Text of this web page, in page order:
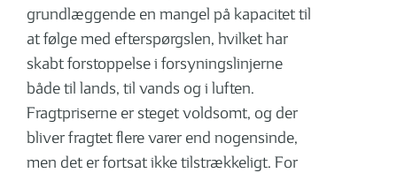
grundlæggende en mangel på kapacitet til
at følge med efterspørgslen, hvilket har
skabt forstoppelse i forsyningslinjerne
både til lands, til vands og i luften.
Fragtpriserne er steget voldsomt, og der
bliver fragtet flere varer end nogensinde,
men det er fortsat ikke tilstrækkeligt. For